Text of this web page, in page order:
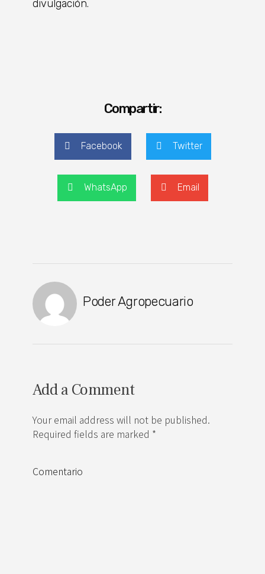
divulgación.
Compartir:
Facebook Twitter
WhatsApp Email
Poder Agropecuario
Add a Comment
Your email address will not be published.
Required fields are marked *
Comentario